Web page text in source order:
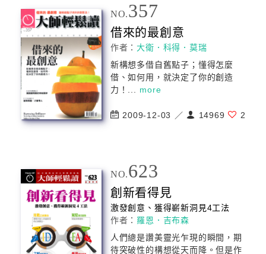
NO.357
借來的最創意
作者：大衛．科得．莫瑞
新構想多借自舊點子；懂得怎麼
借、如何用，就決定了你的創造
力！... more
2009-12-03 ／ 14969 2
NO.623
創新看得見
激發創意 、獲得嶄新洞見4工法
作者： 羅恩．吉布森
人們總是讚美靈光乍現的瞬間，期
待突破性的構想從天而降。但是作